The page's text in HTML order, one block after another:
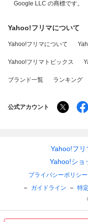
Google LLC の商標です。
Yahoo!フリマについて
Yahoo!フリマについて
Yahoo!フリマトピックス
ブランド一覧 ランキング
公式アカウント
Yahoo!フリ
Yahoo!ショ
プライバシーポリシー
ガイドライン
特